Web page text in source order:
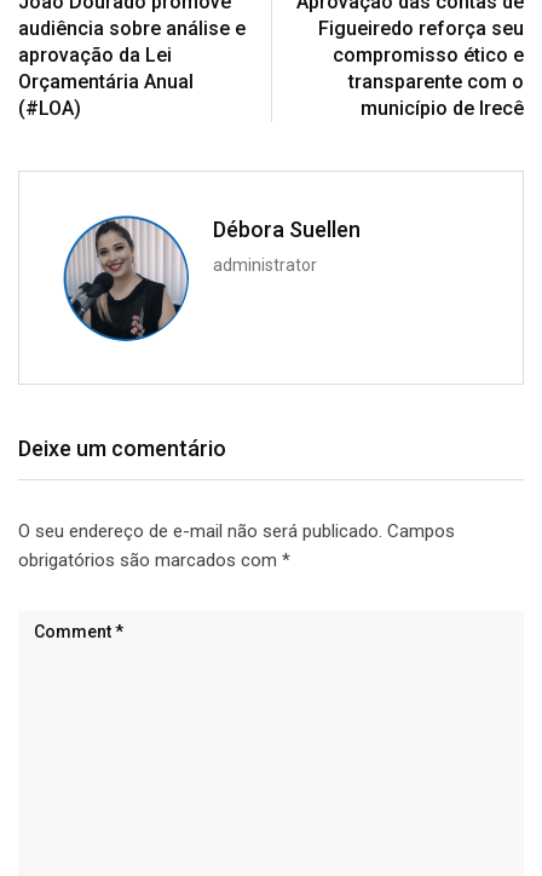
audiência sobre análise e
aprovação da Lei
Orçamentária Anual
(#LOA)
Figueiredo reforça seu
compromisso ético e
transparente com o
município de Irecê
Débora Suellen
administrator
Deixe um comentário
O seu endereço de e-mail não será publicado. Campos
obrigatórios são marcados com *